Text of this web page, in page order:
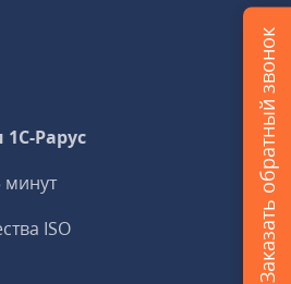
Рарус
минут
ISO
Заказать обратный звонок